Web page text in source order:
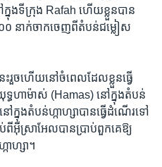
ក្នុង​ទីក្រុង Rafah ហើយ​ខ្លួន​បាន​
០ ​នាក់​ចាកចេញ​ពី​តំបន់​ជម្លៀស​
ះ​រួចហើយ​នៅ​ចំពេល​ដែល​ខ្លួន​ធ្វើ​
យុទ្ធ​ហាម៉ាស់ (Hamas) នៅក្នុង​តំបន់​
ៅក្នុង​តំបន់​ហ្កាហ្សា​បាន​ធ្វើដំណើរ​ទៅ​
ពី​អ៊ីស្រាអែល​បាន​ប្រាប់​ពួកគេ​ឱ្យ​
ាហ្សា។